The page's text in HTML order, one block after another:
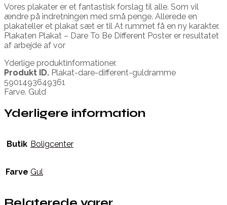
Vores plakater er et fantastisk forslag til alle. Som vil
ændre på indretningen med små penge. Allerede en
plakateller et plakat sæt er til At rummet få en ny karakter.
Plakaten Plakat – Dare To Be Different Poster er resultatet
af arbejde af vor
Yderlige produktinformationer.
Produkt ID. Plakat-dare-different-guldramme
5901493649361
Farve. Guld
Yderligere information
Butik Boligcenter
Farve Gul